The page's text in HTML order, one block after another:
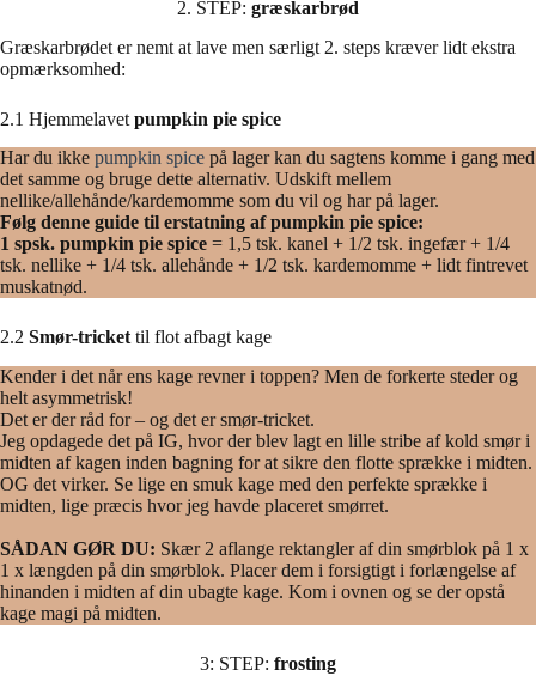
2. STEP: græskarbrød
Græskarbrødet er nemt at lave men særligt 2. steps kræver lidt ekstra
opmærksomhed:
2.1 Hjemmelavet pumpkin pie spice
Har du ikke pumpkin spice på lager kan du sagtens komme i gang med
det samme og bruge dette alternativ. Udskift mellem
nellike/allehånde/kardemomme som du vil og har på lager.
Følg denne guide til erstatning af pumpkin pie spice:
1 spsk. pumpkin pie spice = 1,5 tsk. kanel + 1/2 tsk. ingefær + 1/4
tsk. nellike + 1/4 tsk. allehånde + 1/2 tsk. kardemomme + lidt fintrevet
muskatnød.
2.2 Smør-tricket til flot afbagt kage
Kender i det når ens kage revner i toppen? Men de forkerte steder og
helt asymmetrisk!
Det er der råd for – og det er smør-tricket.
Jeg opdagede det på IG, hvor der blev lagt en lille stribe af kold smør i
midten af kagen inden bagning for at sikre den flotte sprække i midten.
OG det virker. Se lige en smuk kage med den perfekte sprække i
midten, lige præcis hvor jeg havde placeret smørret.
SÅDAN GØR DU: Skær 2 aflange rektangler af din smørblok på 1 x
1 x længden på din smørblok. Placer dem i forsigtigt i forlængelse af
hinanden i midten af din ubagte kage. Kom i ovnen og se der opstå
kage magi på midten.
3: STEP: frosting